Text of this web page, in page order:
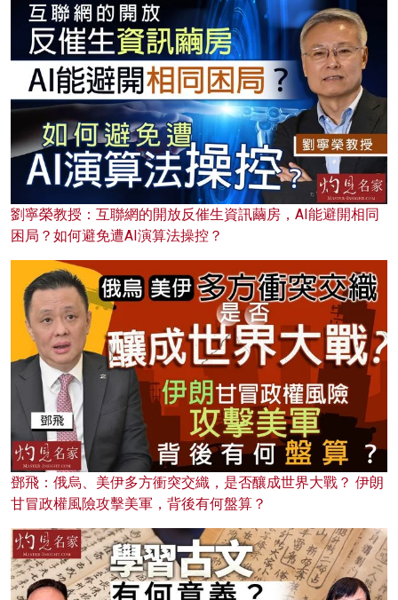
劉寧榮教授：互聯網的開放反催生資訊繭房，AI能避開相同
困局？如何避免遭AI演算法操控？
鄧飛：俄烏、美伊多方衝突交織，是否釀成世界大戰？ 伊朗
甘冒政權風險攻擊美軍，背後有何盤算？